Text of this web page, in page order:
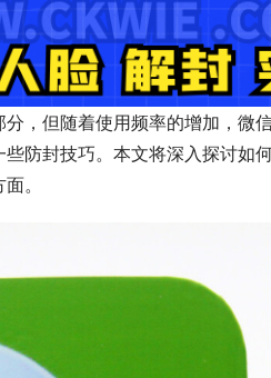
，但随着使用频率的增加，微
防封技巧。本文将深入探讨如
。